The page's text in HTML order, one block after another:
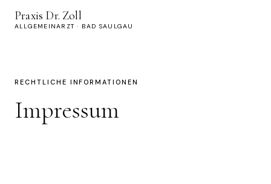
Praxis Dr. Zoll
ALLGEMEINARZT · BAD SAULGAU
RECHTLICHE INFORMATIONEN
Impressum